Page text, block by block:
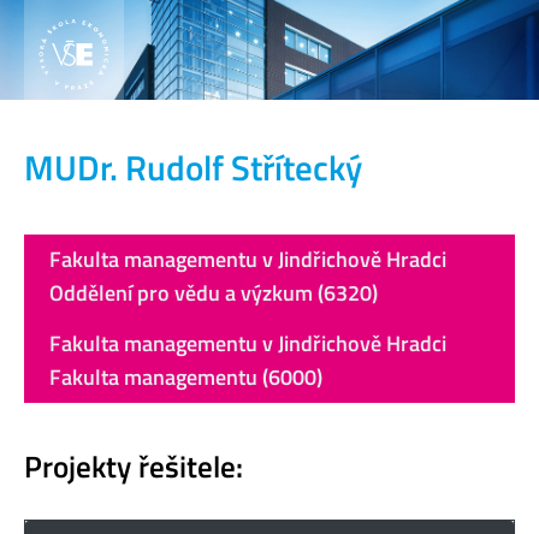
MUDr. Rudolf Střítecký
Fakulta managementu v Jindřichově Hradci
Oddělení pro vědu a výzkum (6320)
Fakulta managementu v Jindřichově Hradci
Fakulta managementu (6000)
Projekty řešitele: